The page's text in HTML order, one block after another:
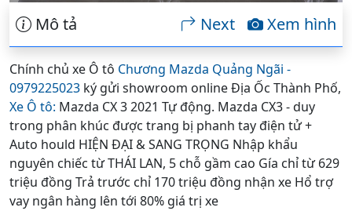
Mô tả Xem hình
Next
Chính chủ xe Ô tô Chương Mazda Quảng Ngãi -
0979225023 ký gửi showroom online Địa Ốc Thành Phố,
Xe Ô tô: Mazda CX 3 2021 Tự động. Mazda CX3 - duy
trong phân khúc được trang bị phanh tay điện tử +
Auto hould HIỆN ĐẠI & SANG TRỌNG Nhập khẩu
nguyên chiếc từ THÁI LAN, 5 chỗ gầm cao Gía chỉ từ 629
triệu đồng Trả trước chỉ 170 triệu đồng nhận xe Hổ trợ
vay ngân hàng lên tới 80% giá trị xe